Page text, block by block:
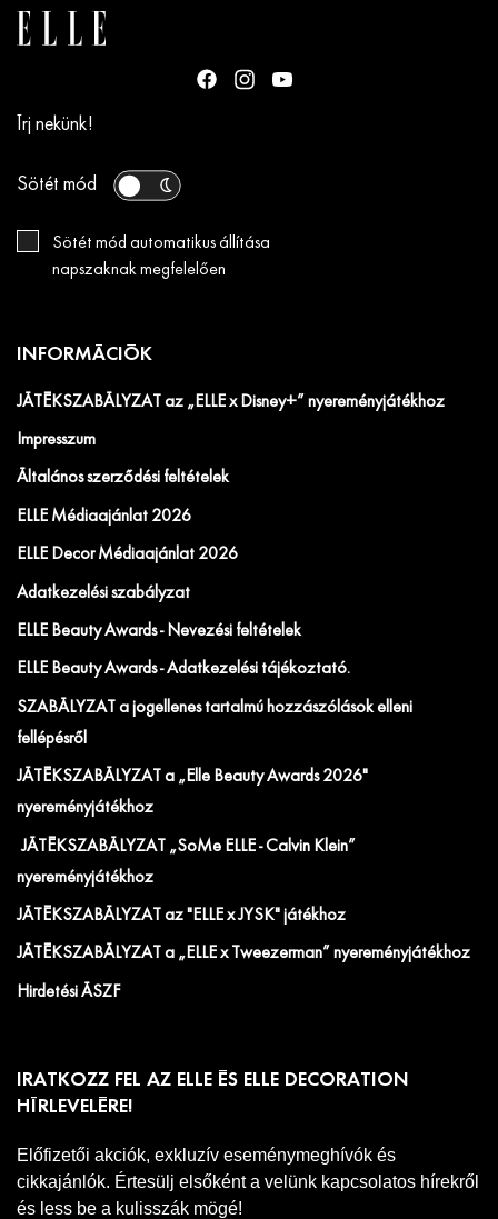
Írj nekünk!
Sötét mód
Sötét mód automatikus állítása
napszaknak megfelelően
INFORMÁCIÓK
JÁTÉKSZABÁLYZAT az „ELLE x Disney+” nyereményjátékhoz
Impresszum
Általános szerződési feltételek
ELLE Médiaajánlat 2026
ELLE Decor Médiaajánlat 2026
Adatkezelési szabályzat
ELLE Beauty Awards - Nevezési feltételek
ELLE Beauty Awards - Adatkezelési tájékoztató.
SZABÁLYZAT a jogellenes tartalmú hozzászólások elleni
fellépésről
JÁTÉKSZABÁLYZAT a „Elle Beauty Awards 2026"
nyereményjátékhoz
JÁTÉKSZABÁLYZAT „SoMe ELLE - Calvin Klein”
nyereményjátékhoz
JÁTÉKSZABÁLYZAT az "ELLE x JYSK" játékhoz
JÁTÉKSZABÁLYZAT a „ELLE x Tweezerman” nyereményjátékhoz
Hirdetési ÁSZF
IRATKOZZ FEL AZ ELLE ÉS ELLE DECORATION
HÍRLEVELÉRE!
Előfizetői akciók, exkluzív eseménymeghívók és
cikkajánlók. Értesülj elsőként a velünk kapcsolatos hírekről
és less be a kulisszák mögé!